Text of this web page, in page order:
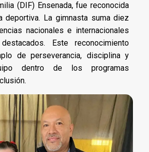
(DIF) Ensenada, fue reconocida
deportiva. La gimnasta suma diez
nacionales e internacionales
Este reconocimiento
de perseverancia, disciplina y
dentro de los programas